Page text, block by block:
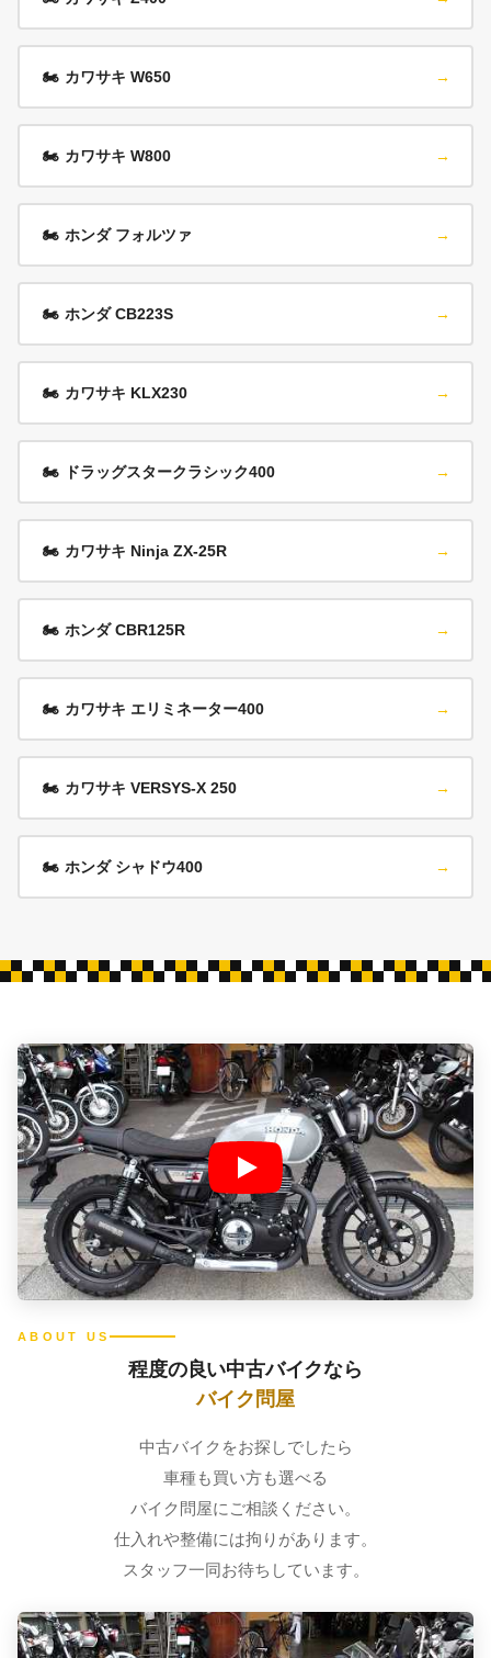
🏍️ カワサキ W650 →
🏍️ カワサキ W800 →
🏍️ ホンダ フォルツァ →
🏍️ ホンダ CB223S →
🏍️ カワサキ KLX230 →
🏍️ ドラッグスタークラシック400 →
🏍️ カワサキ Ninja ZX-25R →
🏍️ ホンダ CBR125R →
🏍️ カワサキ エリミネーター400 →
🏍️ カワサキ VERSYS-X 250 →
🏍️ ホンダ シャドウ400 →
ABOUT US
程度の良い中古バイクなら
バイク問屋
中古バイクをお探しでしたら
車種も買い方も選べる
バイク問屋にご相談ください。
仕入れや整備には拘りがあります。
スタッフ一同お待ちしています。